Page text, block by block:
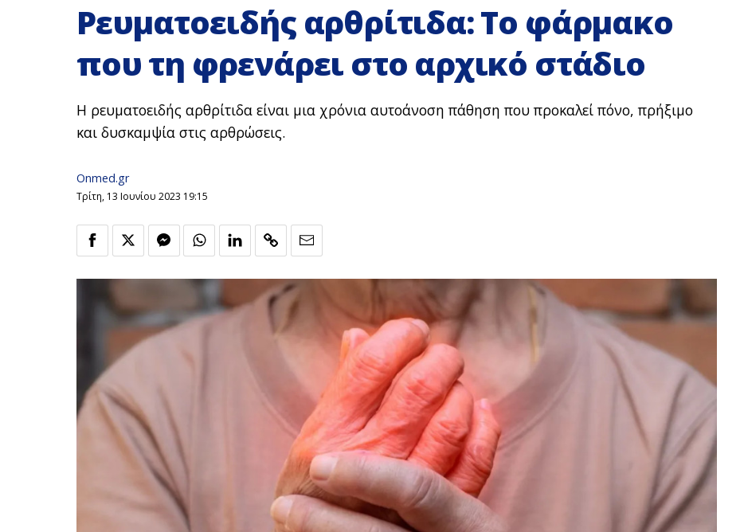
Ρευματοειδής αρθρίτιδα: Το φάρμακο
που τη φρενάρει στο αρχικό στάδιο
Η ρευματοειδής αρθρίτιδα είναι μια χρόνια αυτοάνοση πάθηση που προκαλεί πόνο, πρήξιμο
και δυσκαμψία στις αρθρώσεις.
Onmed.gr
Τρίτη, 13 Ιουνίου 2023 19:15